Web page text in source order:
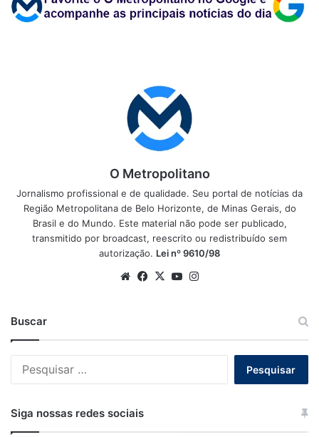
O Metropolitano
Jornalismo profissional e de qualidade. Seu portal de notícias da
Região Metropolitana de Belo Horizonte, de Minas Gerais, do
Brasil e do Mundo. Este material não pode ser publicado,
transmitido por broadcast, reescrito ou redistribuído sem
autorização. Lei nº 9610/98
WebsiteFacebook
X YouTube
Buscar
Siga nossas redes sociais